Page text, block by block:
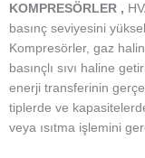
KOMPRESÖRLER ,
basınç seviyesini
Kompresörler, gaz
basınçlı sıvı haline
enerji transferinin
tiplerde ve
veya ısıtma işlemini